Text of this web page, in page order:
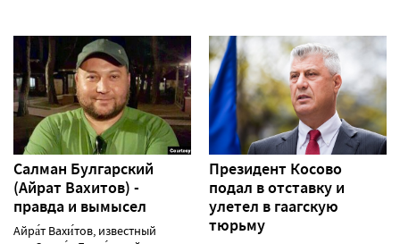
Салман Булгарский
(Айрат Вахитов) -
правда и вымысел
Айра́т Вахи́тов, известный
Президент Косово
подал в отставку и
улетел в гаагскую
тюрьму